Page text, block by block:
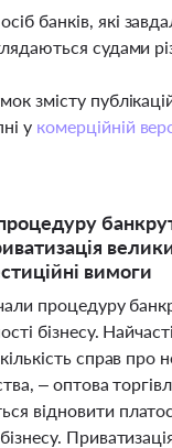
банків, які
судами
змісту
у комерційній
вимоги
процедуру
бізнесу.
справ
– оптова
відновити